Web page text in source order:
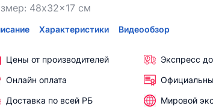
48x32x17 см
Характеристики Видеообзор
Цены от производителей
Экспресс
Онлайн оплата
Доставка по всей РБ
Мировой